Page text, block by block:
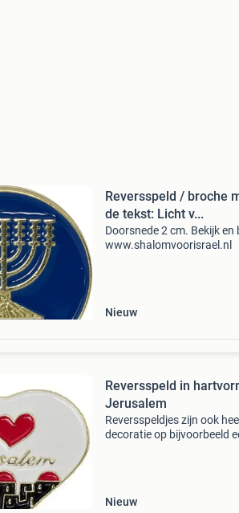
Reversspeld / broche
de tekst: Licht v...
Doorsnede 2 cm. Bekijk
www.shalomvoorisrael.nl
Nieuw
Reversspeld in
Jerusalem
Reversspeldjes zijn ook
decoratie op bijvoorbeeld
Nieuw